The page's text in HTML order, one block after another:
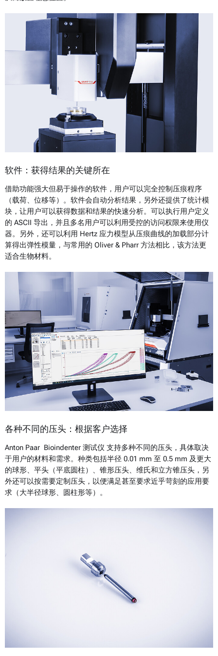
软件：获得结果的关键所在
借助功能强大但易于操作的软件，用户可以完全控制压痕程序
（载荷、位移等）。软件会自动分析结果，另外还提供了统计模
块，让用户可以获得数据和结果的快速分析。可以执行用户定义
的 ASCII 导出，并且多名用户可以利用受控的访问权限来使用仪
器。另外，还可以利用 Hertz 应力模型从压痕曲线的加载部分计
算得出弹性模量，与常用的 Oliver & Pharr 方法相比，该方法更
适合生物材料。
各种不同的压头：根据客户选择
Anton Paar Bioindenter 测试仪 支持多种不同的压头，具体取决
于用户的材料和需求。种类包括半径 0.01 mm 至 0.5 mm 及更大
的球形、平头（平底圆柱）、锥形压头、维氏和立方锥压头，另
外还可以按需要定制压头，以便满足甚至要求近乎苛刻的应用要
求（大半径球形、圆柱形等）。